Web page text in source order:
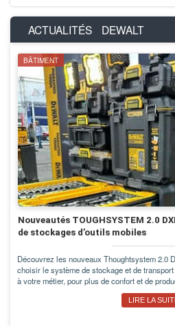
ACTUALITÉS DEWALT
BÂTIMENT
Nouveautés TOUGHSYSTEM 2.0
de stockages d’outils mobiles
Découvrez les nouveaux Thoughtsystem 2.0
choisir le système de stockage et de
à votre métier, pour plus de confort et de
LIRE LA